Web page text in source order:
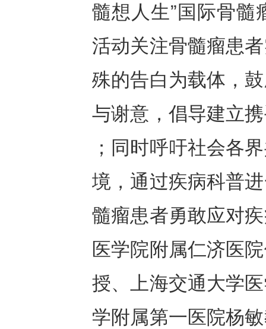
髓想人生”国际骨
活动关注骨髓瘤患
殊的告白为载体，
与谢意，倡导建立
；同时呼吁社会各
境，通过疾病科普
髓瘤患者勇敢应对
医学院附属仁济医
授、上海交通大学
学附属第一医院杨